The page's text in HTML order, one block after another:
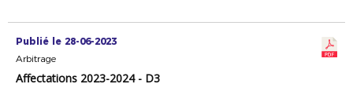
Publié le 28-06-2023
Arbitrage
Affectations 2023-2024 - D3